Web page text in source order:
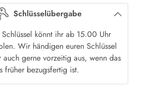
Schlüsselübergabe
Schlüssel könnt ihr ab 15.00 Uhr
Wir händigen euren Schlüssel
auch gerne vorzeitig aus, wenn das
früher bezugsfertig ist.